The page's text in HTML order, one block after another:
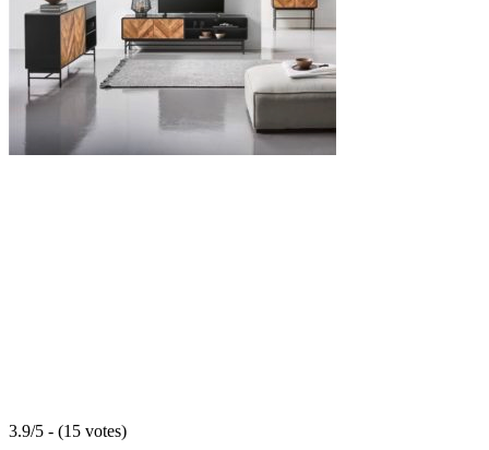
3.9/5 - (15 votes)